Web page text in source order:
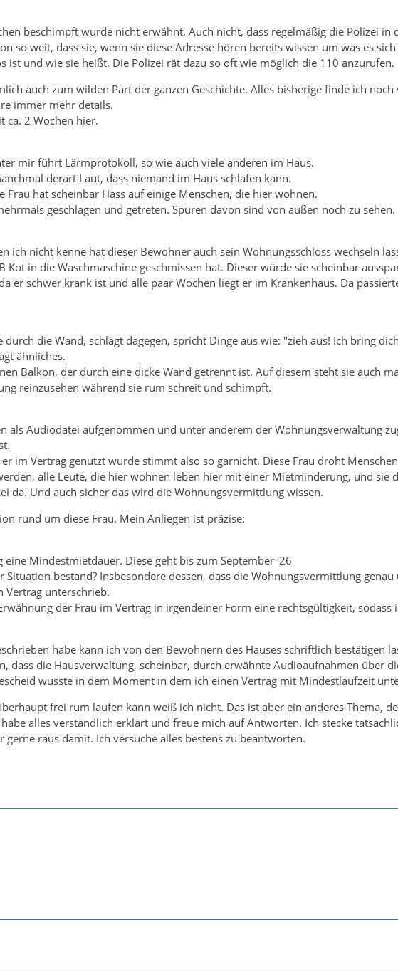
beschimpft wurde nicht erwähnt. Auch nicht, dass regelmäßig die Polizei in
so weit, dass sie, wenn sie diese Adresse hören bereits wissen um was es
ist und wie sie heißt. Die Polizei rät dazu so oft wie möglich die 110 anzurufen.
auch zum wilden Part der ganzen Geschichte. Alles bisherige finde ich
immer mehr details.
ca. 2 Wochen hier.
mir führt Lärmprotokoll, so wie auch viele anderen im Haus.
derart Laut, dass niemand im Haus schlafen kann.
Frau hat scheinbar Hass auf einige Menschen, die hier wohnen.
geschlagen und getreten. Spuren davon sind von außen noch zu sehen.
ich nicht kenne hat dieser Bewohner auch sein Wohnungsschloss wechseln
Kot in die Waschmaschine geschmissen hat. Dieser würde sie scheinbar
er schwer krank ist und alle paar Wochen liegt er im Krankenhaus. Da
durch die Wand, schlägt dagegen, spricht Dinge aus wie: "zieh aus! Ich bring
ähnliches.
Balkon, der durch eine dicke Wand getrennt ist. Auf diesem steht sie auch
reinzusehen während sie rum schreit und schimpft.
als Audiodatei aufgenommen und unter anderem der Wohnungsverwaltung
im Vertrag genutzt wurde stimmt also so garnicht. Diese Frau droht
alle Leute, die hier wohnen leben hier mit einer Mietminderung, und sie
da. Und auch sicher das wird die Wohnungsvermittlung wissen.
rund um diese Frau. Mein Anliegen ist präzise:
eine Mindestmietdauer. Diese geht bis zum September '26
Situation bestand? Insbesondere dessen, dass die Wohnungsvermittlung
Vertrag unterschrieb.
der Frau im Vertrag in irgendeiner Form eine rechtsgültigkeit,
habe kann ich von den Bewohnern des Hauses schriftlich bestätigen
dass die Hausverwaltung, scheinbar, durch erwähnte Audioaufnahmen über
wusste in dem Moment in dem ich einen Vertrag mit Mindestlaufzeit
frei rum laufen kann weiß ich nicht. Das ist aber ein anderes Thema,
alles verständlich erklärt und freue mich auf Antworten. Ich stecke
gerne raus damit. Ich versuche alles bestens zu beantworten.